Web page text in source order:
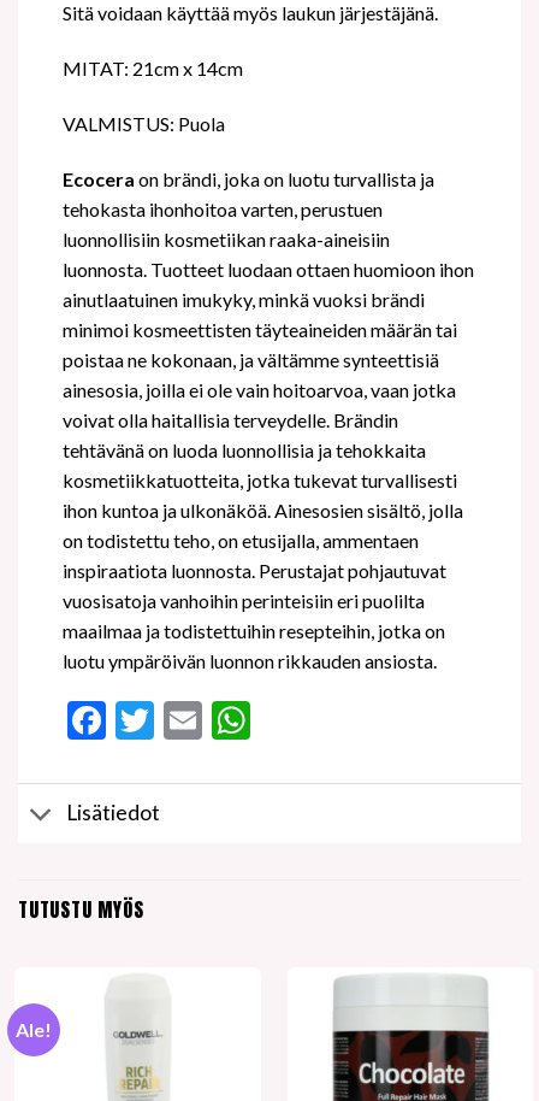
Sitä voidaan käyttää myös laukun järjestäjänä.
MITAT: 21cm x 14cm
VALMISTUS: Puola
Ecocera on brändi, joka on luotu turvallista ja
tehokasta ihonhoitoa varten, perustuen
luonnollisiin kosmetiikan raaka-aineisiin
luonnosta. Tuotteet luodaan ottaen huomioon ihon
ainutlaatuinen imukyky, minkä vuoksi brändi
minimoi kosmeettisten täyteaineiden määrän tai
poistaa ne kokonaan, ja vältämme synteettisiä
ainesosia, joilla ei ole vain hoitoarvoa, vaan jotka
voivat olla haitallisia terveydelle. Brändin
tehtävänä on luoda luonnollisia ja tehokkaita
kosmetiikkatuotteita, jotka tukevat turvallisesti
ihon kuntoa ja ulkonäköä. Ainesosien sisältö, jolla
on todistettu teho, on etusijalla, ammentaen
inspiraatiota luonnosta. Perustajat pohjautuvat
vuosisatoja vanhoihin perinteisiin eri puolilta
maailmaa ja todistettuihin resepteihin, jotka on
luotu ympäröivän luonnon rikkauden ansiosta.
Facebook
Twitter
EmailWhatsApp
Lisätiedot
TUTUSTU MYÖS
Ale!